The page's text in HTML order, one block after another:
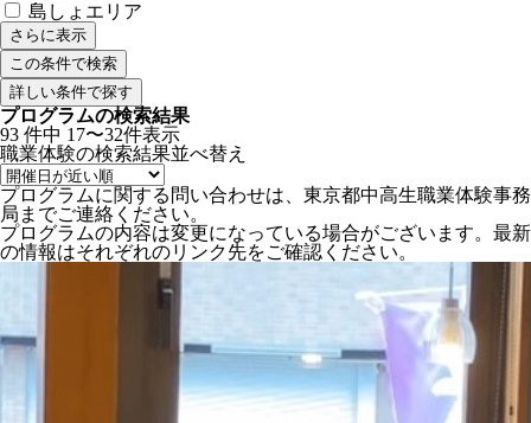
島しょエリア
さらに表示
詳しい条件で探す
プログラムの検索結果
93 件中 17〜32件表示
職業体験の検索結果並べ替え
プログラムに関する問い合わせは、東京都中高生職業体験事務
局までご連絡ください。
プログラムの内容は変更になっている場合がございます。最新
の情報はそれぞれのリンク先をご確認ください。